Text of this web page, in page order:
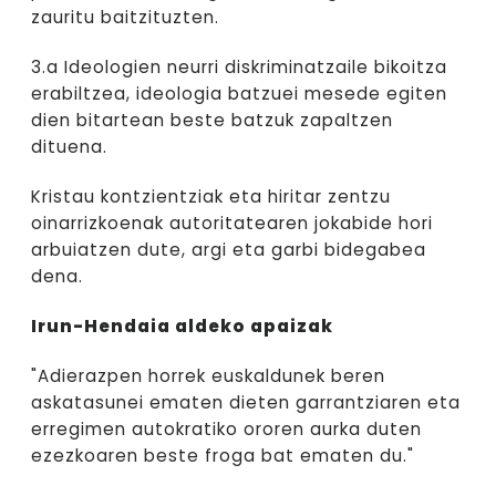
zauritu baitzituzten.
3.a Ideologien neurri diskriminatzaile bikoitza
erabiltzea, ideologia batzuei mesede egiten
dien bitartean beste batzuk zapaltzen
dituena.
Kristau kontzientziak eta hiritar zentzu
oinarrizkoenak autoritatearen jokabide hori
arbuiatzen dute, argi eta garbi bidegabea
dena.
Irun-Hendaia aldeko apaizak
"Adierazpen horrek euskaldunek beren
askatasunei ematen dieten garrantziaren eta
erregimen autokratiko ororen aurka duten
ezezkoaren beste froga bat ematen du."